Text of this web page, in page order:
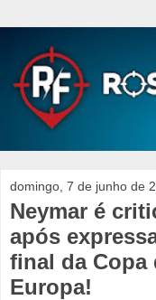
domingo, 7 de junho de
Neymar é
após
final da Copa
Europa!